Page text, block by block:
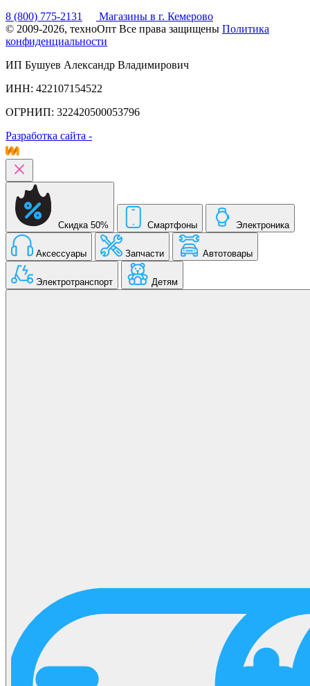
8 (800) 775-2131
Магазины в г. Кемерово
© 2009-2026, техноОпт Все права защищены Политика
конфиденциальности
ИП Бушуев Александр Владимирович
ИНН: 422107154522
ОГРНИП: 322420500053796
Разработка сайта -
Скидка 50% Смартфоны Электроника
Аксессуары Запчасти Автотовары
Электротранспорт Детям